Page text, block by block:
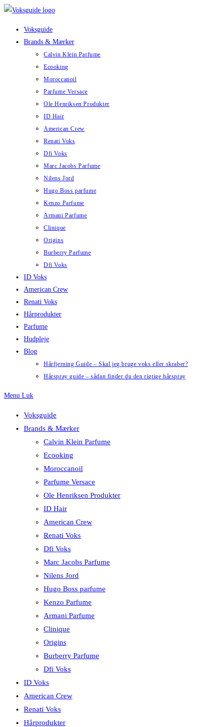
Skip
Voksguide
Brands & Mærker
Calvin Klein Parfume
Ecooking
Moroccanoil
Parfume Versace
Ole Henriksen Produkter
ID Hair
American Crew
Renati Voks
Dfi Voks
Marc Jacobs Parfume
Nilens Jord
Hugo Boss parfume
Kenzo Parfume
Armani Parfume
Clinique
Origins
Burberry Parfume
Dfi Voks
ID Voks
American Crew
Renati Voks
Hårprodukter
Parfume
Hudpleje
Blog
Hårfjerning Guide – Skal jeg bruge voks eller skraber?
Hårspray guide – sådan finder du den rigtige hårspray
Menu Luk
Voksguide
Brands & Mærker
Calvin Klein Parfume
Ecooking
Moroccanoil
Parfume Versace
Ole Henriksen Produkter
ID Hair
American Crew
Renati Voks
Dfi Voks
Marc Jacobs Parfume
Nilens Jord
Hugo Boss parfume
Kenzo Parfume
Armani Parfume
Clinique
Origins
Burberry Parfume
Dfi Voks
ID Voks
American Crew
Renati Voks
Hårprodukter